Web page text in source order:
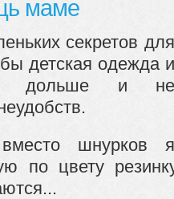
маме
секретов для
детская одежда и
дольше и не
шнурков я
по цвету